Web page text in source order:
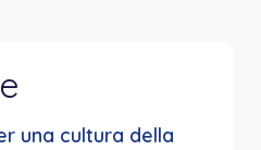
una cultura della